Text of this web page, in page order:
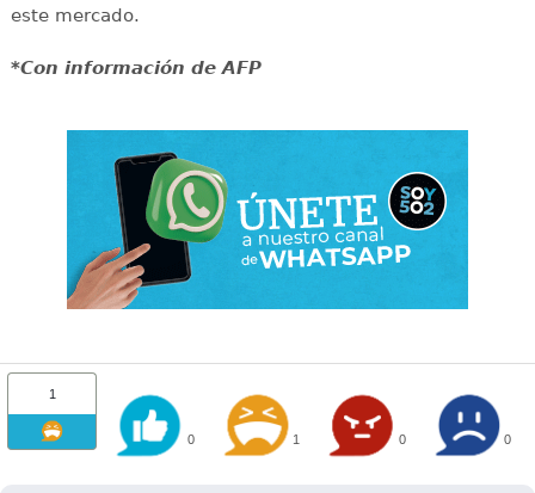
este mercado.
*Con información de AFP
1
0 1 0 0